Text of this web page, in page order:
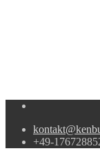
+49-